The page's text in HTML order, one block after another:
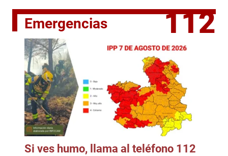
Emergencias 112
Si ves humo, llama al teléfono 112